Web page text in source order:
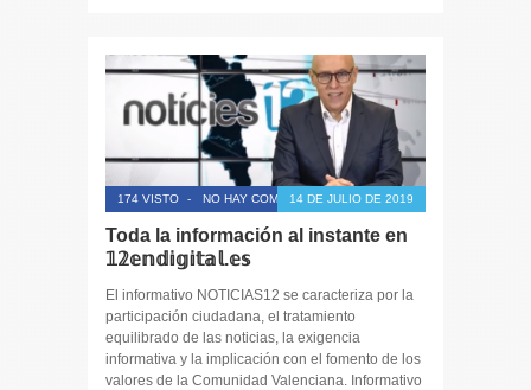
174 VISTO - NO HAY COMENTARIOS14 DE JULIO DE 2019
Toda la información al instante en
𝟙𝟚𝕖𝕟𝕕𝕚𝕘𝕚𝕥𝕒𝕝.𝕖𝕤
El informativo NOTICIAS12 se caracteriza por la
participación ciudadana, el tratamiento
equilibrado de las noticias, la exigencia
informativa y la implicación con el fomento de los
valores de la Comunidad Valenciana. Informativo